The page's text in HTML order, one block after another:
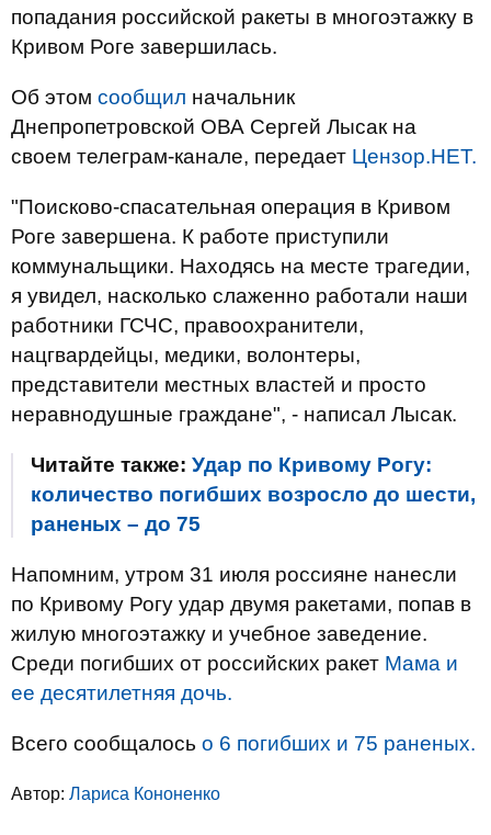
попадания российской ракеты в многоэтажку в
Кривом Роге завершилась.
Об этом сообщил начальник
Днепропетровской ОВА Сергей Лысак на
своем телеграм-канале, передает Цензор.НЕТ.
"Поисково-спасательная операция в Кривом
Роге завершена. К работе приступили
коммунальщики. Находясь на месте трагедии,
я увидел, насколько слаженно работали наши
работники ГСЧС, правоохранители,
нацгвардейцы, медики, волонтеры,
представители местных властей и просто
неравнодушные граждане", - написал Лысак.
Читайте также: Удар по Кривому Рогу:
количество погибших возросло до шести,
раненых – до 75
Напомним, утром 31 июля россияне нанесли
по Кривому Рогу удар двумя ракетами, попав в
жилую многоэтажку и учебное заведение.
Среди погибших от российских ракет Мама и
ее десятилетняя дочь.
Всего сообщалось о 6 погибших и 75 раненых.
Автор: Лариса Кононенко